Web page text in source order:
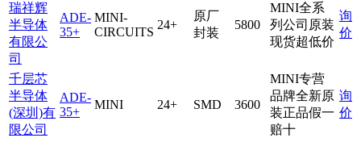
瑞祥辉
半导体
有限公
司
ADE-
35+
MINI-
CIRCUITS
24+
原厂
封装
5800
MINI全系
列公司原装
现货超低价
询
价
千层芯
半导体
(深圳)有
限公司
ADE-
35+
MINI 24+ SMD 3600
MINI专营
品牌全新原
装正品假一
赔十
询
价